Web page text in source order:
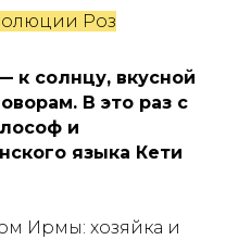
Роз
к солнцу, вкусной
В это раз с
и
языка Кети
Ирмы: хозяйка и